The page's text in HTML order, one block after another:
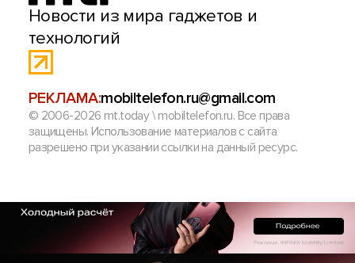
Новости из мира гаджетов и
технологий
РЕКЛАМА:mobiltelefon.ru@gmail.com
© 2006-2026 mt.today \ mobiltelefon.ru. Все права
защищены. Использование материалов с сайта
разрешено при указании ссылки на данный ресурс.